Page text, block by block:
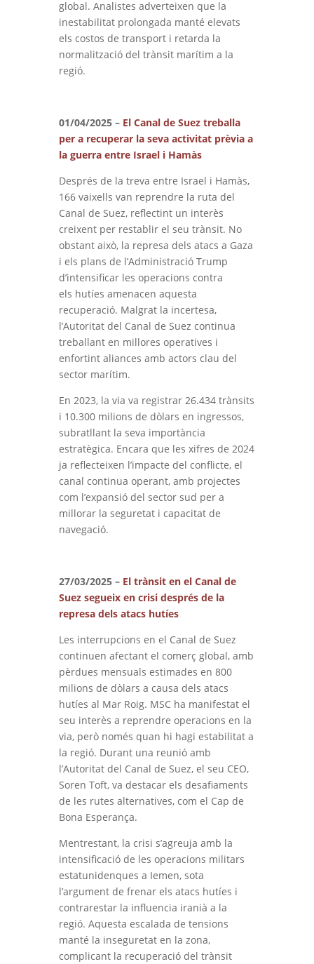
global. Analistes adverteixen que la
inestabilitat prolongada manté elevats
els costos de transport i retarda la
normalització del trànsit marítim a la
regió.
01/04/2025 – El Canal de Suez treballa
per a recuperar la seva activitat prèvia a
la guerra entre Israel i Hamàs
Després de la treva entre Israel i Hamàs,
166 vaixells van reprendre la ruta del
Canal de Suez, reflectint un interès
creixent per restablir el seu trànsit. No
obstant això, la represa dels atacs a Gaza
i els plans de l’Administració Trump
d’intensificar les operacions contra
els hutíes amenacen aquesta
recuperació. Malgrat la incertesa,
l’Autoritat del Canal de Suez continua
treballant en millores operatives i
enfortint aliances amb actors clau del
sector marítim.
En 2023, la via va registrar 26.434 trànsits
i 10.300 milions de dòlars en ingressos,
subratllant la seva importància
estratègica. Encara que les xifres de 2024
ja reflecteixen l’impacte del conflicte, el
canal continua operant, amb projectes
com l’expansió del sector sud per a
millorar la seguretat i capacitat de
navegació.
27/03/2025 – El trànsit en el Canal de
Suez segueix en crisi després de la
represa dels atacs hutíes
Les interrupcions en el Canal de Suez
continuen afectant el comerç global, amb
pèrdues mensuals estimades en 800
milions de dòlars a causa dels atacs
hutíes al Mar Roig. MSC ha manifestat el
seu interès a reprendre operacions en la
via, però només quan hi hagi estabilitat a
la regió. Durant una reunió amb
l’Autoritat del Canal de Suez, el seu CEO,
Soren Toft, va destacar els desafiaments
de les rutes alternatives, com el Cap de
Bona Esperança.
Mentrestant, la crisi s’agreuja amb la
intensificació de les operacions militars
estatunidenques a Iemen, sota
l’argument de frenar els atacs hutíes i
contrarestar la influencia iranià a la
regió. Aquesta escalada de tensions
manté la inseguretat en la zona,
complicant la recuperació del trànsit